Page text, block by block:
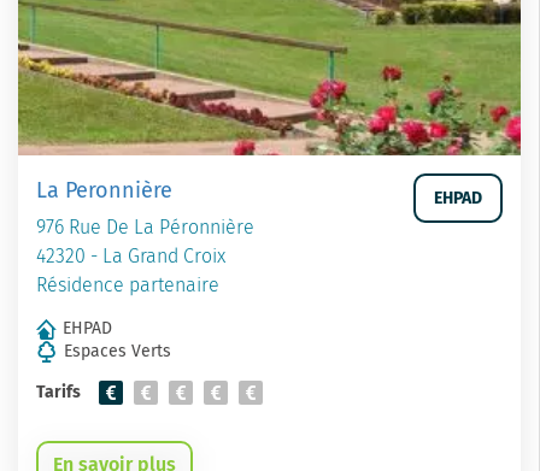
La Peronnière
976 Rue De La Péronnière
42320 - La Grand Croix
Résidence partenaire
EHPAD
EHPAD
Espaces Verts
Tarifs
En savoir plus